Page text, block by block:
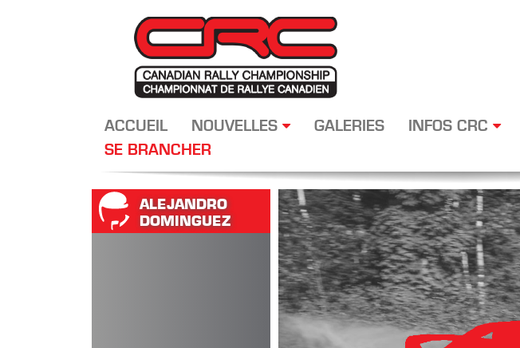
ACCUEIL NOUVELLES GALERIES INFOS CRC
SE BRANCHER
ALEJANDRO
DOMINGUEZ